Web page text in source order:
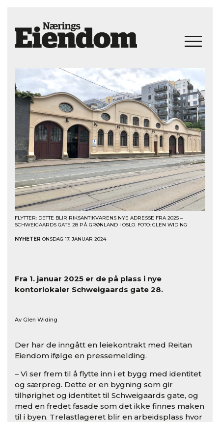
FLYTTER: DETTE BLIR RIKSANTIKVARENS NYE ADRESSE FRA 2025 –
SCHWEIGAARDS GATE 28 PÅ GRØNLAND I OSLO. FOTO: GLEN WIDING
NYHETER ONSDAG 17. JANUAR 2024
Fra 1. januar 2025 er de på plass i nye
kontorlokaler Schweigaards gate 28.
Av Glen Widing
Der har de inngått en leiekontrakt med Reitan
Eiendom ifølge en pressemelding.
– Vi ser frem til å flytte inn i et bygg med identitet
og særpreg. Dette er en bygning som gir
tilhørighet og identitet til Schweigaards gate, og
med en fredet fasade som det ikke finnes maken
til i byen. Trelastlageret blir en arbeidsplass hvor